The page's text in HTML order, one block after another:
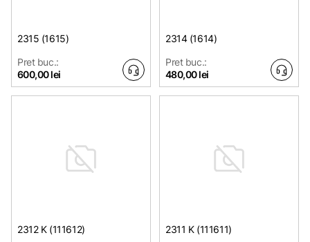
2315 (1615)
Pret buc.:
600,00 lei
2314 (1614)
Pret buc.:
480,00 lei
2312 K (111612)
2311 K (111611)